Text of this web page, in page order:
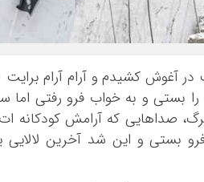
آغوش کشیدم و آرام آرام برایت
بستی و به خواب فرو رفتی اما
صداهایی که آرامش کودکانه
بستی و این شد آخرین